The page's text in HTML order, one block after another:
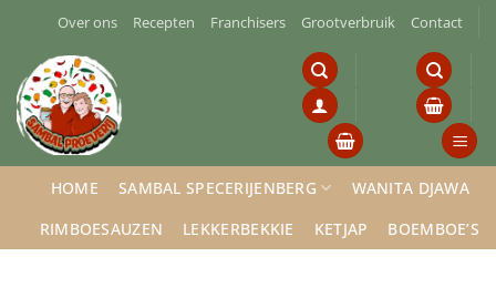
inhoud
Over ons Recepten Franchisers Grootverbruik Contact
HOME SAMBAL SPECERIJENBERG
WANITA DJAWA
RIMBOESAUZEN
LEKKERBEKKIE KETJAP BOEMBOE’S